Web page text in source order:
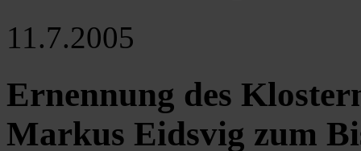
11.7.2005
Ernennung des
Markus Eidsvig zum